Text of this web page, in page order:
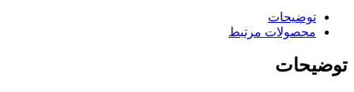
توضیحات
محصولات مرتبط
توضیحات